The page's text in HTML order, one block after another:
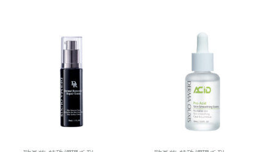
始
格：
前
格：
NT$ 1,692。
價
格：
NT$ 1,380。
價
格：
NT$ 1,242。